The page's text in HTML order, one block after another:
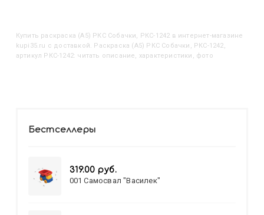
Купить Раскраска (А5) РКС Собачки, РКС-1242 в интернет-магазине
kupi35.ru с доставкой. Раскраска (А5) РКС Собачки, РКС-1242,
артикул РКС-1242: читать описание, характеристики, фото
Бестселлеры
319.00 руб.
001 Самосвал "Василек"